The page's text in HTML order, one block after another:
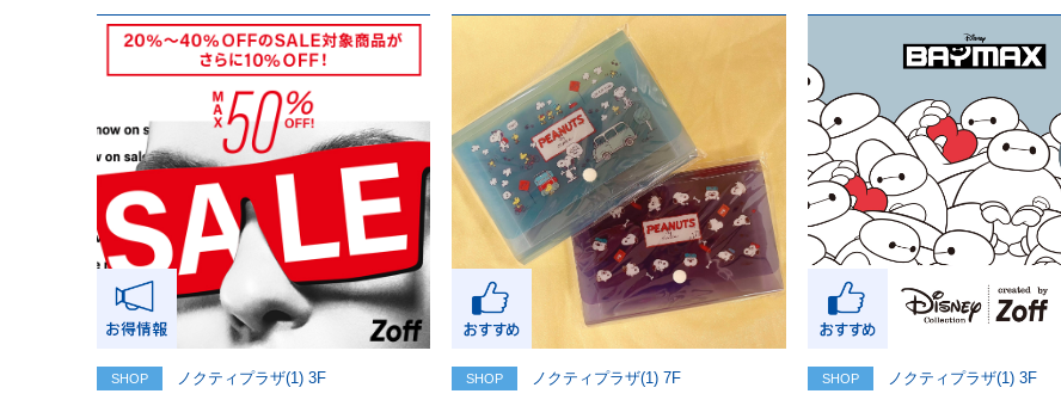
SHOP ノクティプラザ(1) 3F SHOP ノクティプラザ(1) 7F SHOP ノクティプラザ(1) 3F